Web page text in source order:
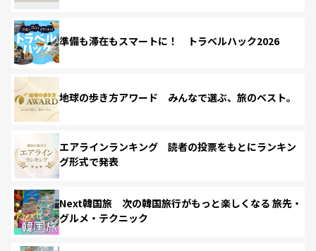
準備も滞在もスマートに！ トラベルハック2026
地球の歩き方アワード みんなで選ぶ、旅のベスト。
エアラインランキング 読者の投票をもとにランキン
グ形式で発表
Next韓国旅 次の韓国旅行がもっと楽しくなる 旅先・
グルメ・テクニック